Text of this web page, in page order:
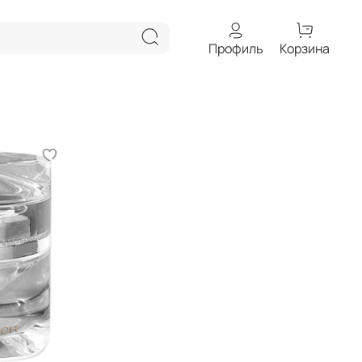
Профиль Корзина